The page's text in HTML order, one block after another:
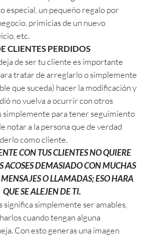
especial, un pequeño regalo por
primicias de un nuevo
etc.
CLIENTES PERDIDOS
de ser tu cliente es importante
tratar de arreglarlo o simplemente
que suceda) hacer la modificación y
no vuelva a ocurrir con otros
simplemente para tener seguimiento
notar a la persona que de verdad
como cliente.
CON TUS CLIENTES NO QUIERE
ACOSES DEMASIADO CON MUCHAS
O LLAMADAS; ESO HARA
QUE SE ALEJEN DE TI.
significa simplemente ser amables,
cuando tengan alguna
Con esto generas una imagen